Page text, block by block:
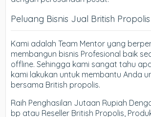
Peluang Bisnis Jual British Propolis
Kami adalah Team Mentor yang
membangun bisnis Profesional baik
offline. Sehingga kami sangat tahu
kami lakukan untuk membantu Anda
bersama British propolis.
Raih Penghasilan Jutaan Rupiah
bp atau Reseller British Propolis,